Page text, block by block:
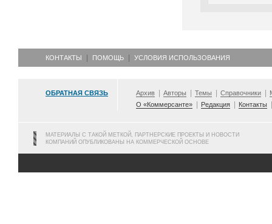
КОНТАКТЫ ПОМОЩЬ УСЛОВИЯ ИСПОЛЬЗОВАНИЯ
ОБРАТНАЯ СВЯЗЬ Архив Авторы Темы Справочники
О «Коммерсанте»
Редакция Контакты
МАТЕРИАЛЫ С ТАКОЙ МЕТКОЙ, ПАРТНЕРСКИЕ ПРОЕКТЫ И НОВОСТИ
КОМПАНИЙ ОПУБЛИКОВАНЫ НА КОММЕРЧЕСКОЙ ОСНОВЕ